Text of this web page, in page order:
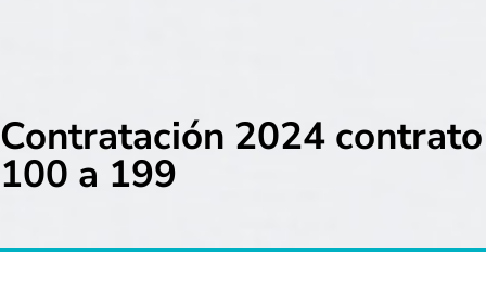
Contratación 2024 contrato
100 a 199